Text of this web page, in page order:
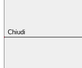
Chiudi